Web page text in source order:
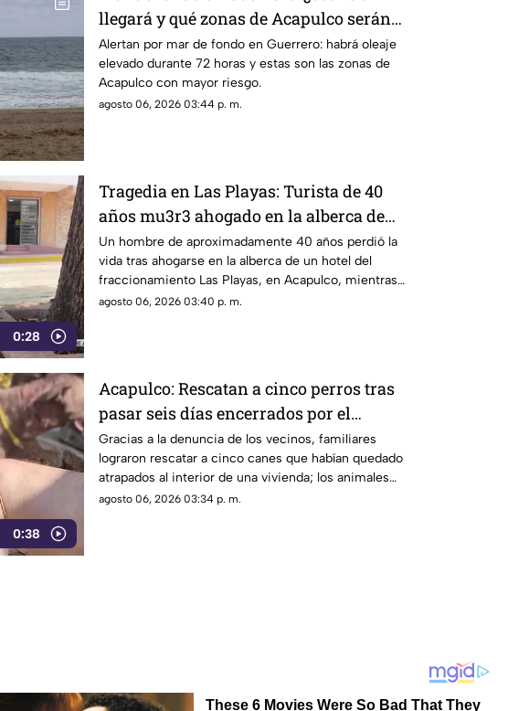
llegará y qué zonas de Acapulco serán
afectadas?
Alertan por mar de fondo en Guerrero: habrá oleaje
elevado durante 72 horas y estas son las zonas de
Acapulco con mayor riesgo.
agosto 06, 2026 03:44 p. m.
0:28
Tragedia en Las Playas: Turista de 40
años mu3r3 ahogado en la alberca de
un hotel en Acapulco
Un hombre de aproximadamente 40 años perdió la
vida tras ahogarse en la alberca de un hotel del
fraccionamiento Las Playas, en Acapulco, mientras
vacacionaba con su familia.
agosto 06, 2026 03:40 p. m.
0:38
Acapulco: Rescatan a cinco perros tras
pasar seis días encerrados por el
fallecimiento de su dueño
Gracias a la denuncia de los vecinos, familiares
lograron rescatar a cinco canes que habían quedado
atrapados al interior de una vivienda; los animales
serán trasladados a la Ciudad de México para recibir
agosto 06, 2026 03:34 p. m.